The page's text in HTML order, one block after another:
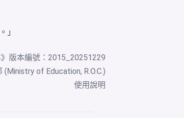
」
》版本編號：2015_20251229
of Education, R.O.C.)
使用說明